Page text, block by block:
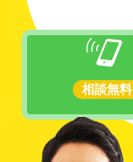
相談無料